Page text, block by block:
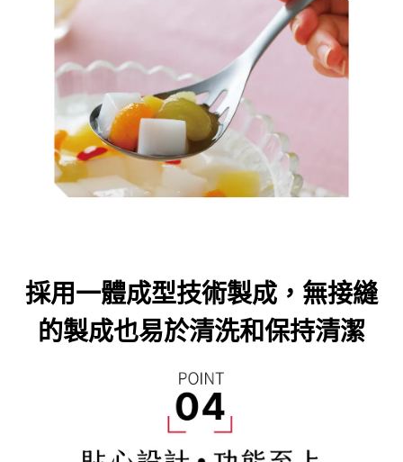
採用一體成型技術製成，無接縫
的製成也易於清洗和保持清潔